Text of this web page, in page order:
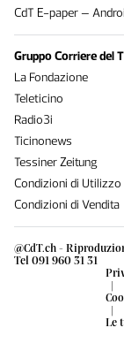
@CdT.ch -
Tel 091 960 31 31
|
|
Le
CdT E-paper –
Gruppo Corriere del
La Fondazione
Teleticino
Radio3i
Ticinonews
Tessiner Zeitung
Condizioni di Utilizzo
Condizioni di Vendita